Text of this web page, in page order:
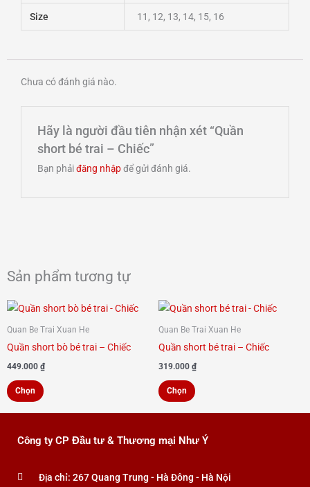
Size 11, 12, 13, 14, 15, 16
Chưa có đánh giá nào.
Hãy là người đầu tiên nhận xét “Quần
short bé trai – Chiếc”
Bạn phảiđăng nhậpđể gửi đánh giá.
Sản phẩm tương tự
Quan Be Trai Xuan He
Quần short bò bé trai – Chiếc
449.000 ₫
Chọn
Sản
phẩm
này
biến
thể.
tùy
có
Quan Be Trai Xuan He
Quần short bé trai – Chiếc
319.000 ₫
Chọn
Sản
phẩm
này
biến
thể.
tùy
có
Công ty CP Đầu tư & Thương mại Như Ý
Địa chỉ: 267 Quang Trung - Hà Đông - Hà Nội